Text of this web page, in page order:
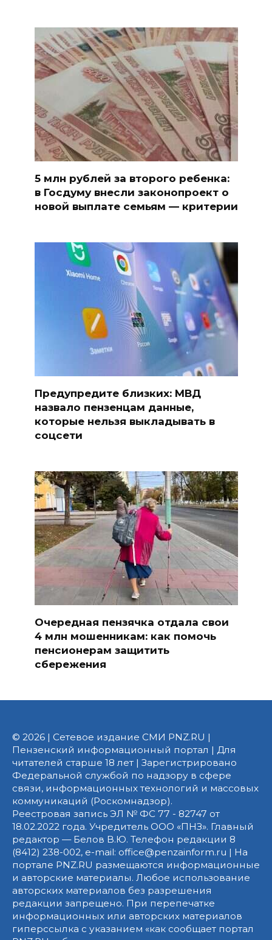
5 млн рублей за второго ребенка:
в Госдуму внесли законопроект о
новой выплате семьям — критерии
Предупредите близких: МВД
назвало пензенцам данные,
которые нельзя выкладывать в
соцсети
Очередная пензячка отдала свои
4 млн мошенникам: как помочь
пенсионерам защитить
сбережения
© 2026 | Сетевое издание СМИ PNZ.RU |
Пензенский информационный портал | Для
читателей старше 18 лет | Зарегистрировано
Федеральной службой по надзору в сфере
связи, информационных технологий и массовых
коммуникаций (Роскомнадзор).
Реестровая запись ЭЛ № ФС 77 - 82747 от
18.02.2022 года. Учредитель ООО «ПНЗ». Главный
редактор — Белов В.Ю. Телефон редакции 8
(8412) 238-002, e-mail: office@penzainform.ru | На
портале PNZ.RU размещаются информационные
и авторские материалы. Любое использование
авторских материалов без разрешения
редакции запрещено. При перепечатке
информационных или авторских материалов
гиперссылка с указанием «как сообщает портал